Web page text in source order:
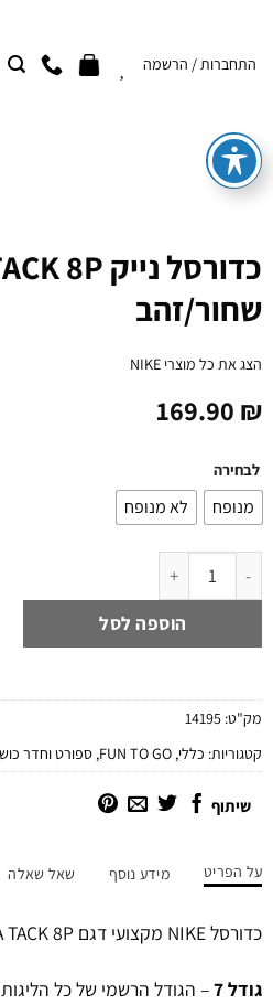
content
התחברות / הרשמה
שחור/זהב
הצג את כל מוצרי NIKE
169.90 ₪
לבחירה
מנופח לא מנופח
כמות של כדורסל נייק NIKE VERSA TACK 8P מידה 07 שחור/זהב
הוספה לסל
מק"ט: 14195
קטגוריות: כללי,
FUN TO GO
, ספורט וחדר
שיתוף
על הפריט מידע נוסף שאל שאלה
כדורסל NIKE מקצועי דגם VERSA TACK 8P המיועד לשימוש פנימי או חיצוני.
גודל 7